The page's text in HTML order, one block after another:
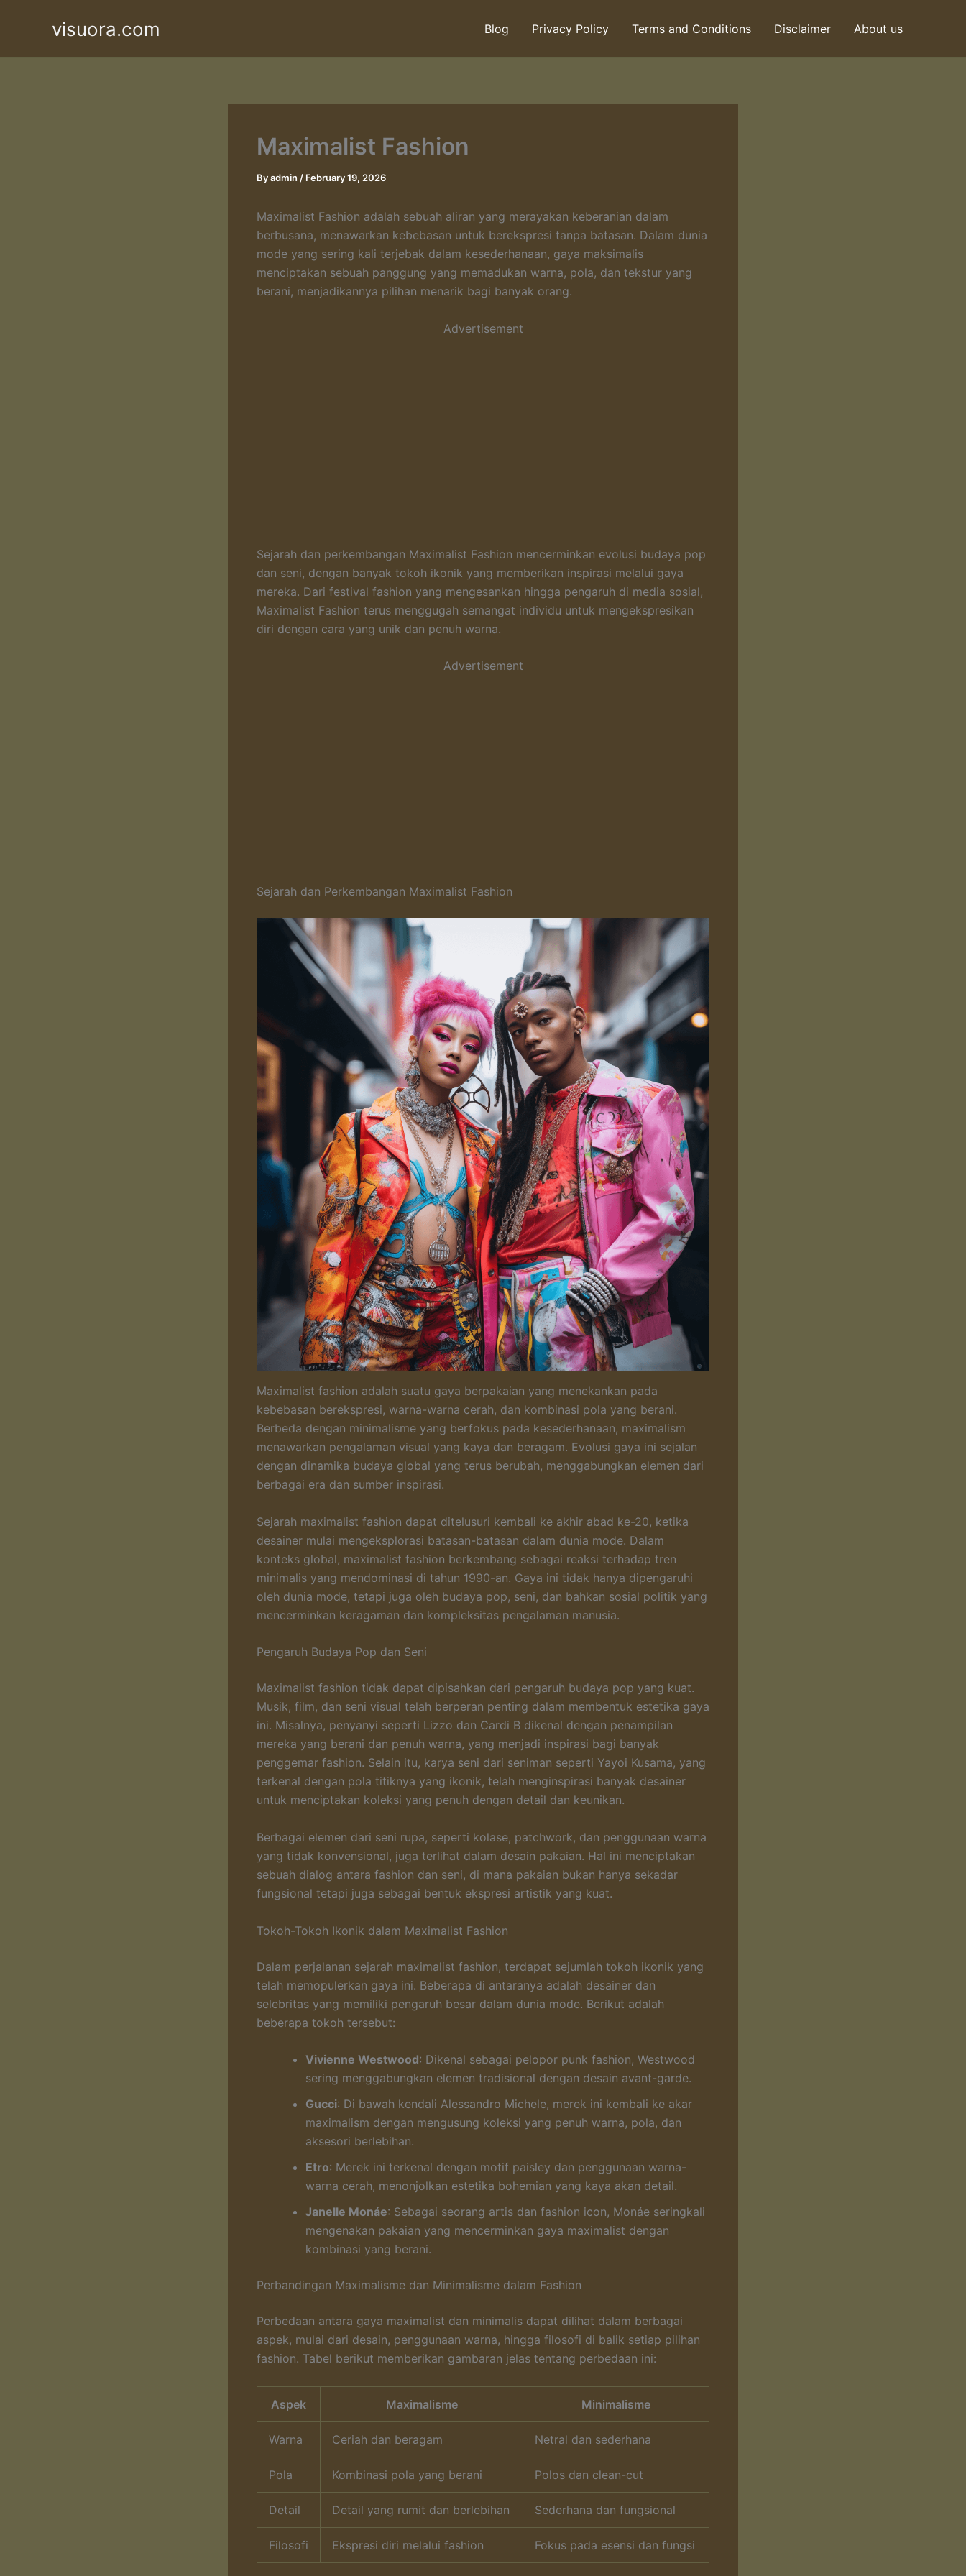
visuora.com Blog Privacy Policy Terms and Conditions Disclaimer About us
Maximalist Fashion
Byadmin / February 19, 2026
Maximalist Fashion adalah sebuah aliran yang merayakan keberanian dalam
berbusana, menawarkan kebebasan untuk berekspresi tanpa batasan. Dalam dunia
mode yang sering kali terjebak dalam kesederhanaan, gaya maksimalis
menciptakan sebuah panggung yang memadukan warna, pola, dan tekstur yang
berani, menjadikannya pilihan menarik bagi banyak orang.
Advertisement
Sejarah dan perkembangan Maximalist Fashion mencerminkan evolusi budaya pop
dan seni, dengan banyak tokoh ikonik yang memberikan inspirasi melalui gaya
mereka. Dari festival fashion yang mengesankan hingga pengaruh di media sosial,
Maximalist Fashion terus menggugah semangat individu untuk mengekspresikan
diri dengan cara yang unik dan penuh warna.
Advertisement
Sejarah dan Perkembangan Maximalist Fashion
Maximalist fashion adalah suatu gaya berpakaian yang menekankan pada
kebebasan berekspresi, warna-warna cerah, dan kombinasi pola yang berani.
Berbeda dengan minimalisme yang berfokus pada kesederhanaan, maximalism
menawarkan pengalaman visual yang kaya dan beragam. Evolusi gaya ini sejalan
dengan dinamika budaya global yang terus berubah, menggabungkan elemen dari
berbagai era dan sumber inspirasi.
Sejarah maximalist fashion dapat ditelusuri kembali ke akhir abad ke-20, ketika
desainer mulai mengeksplorasi batasan-batasan dalam dunia mode. Dalam
konteks global, maximalist fashion berkembang sebagai reaksi terhadap tren
minimalis yang mendominasi di tahun 1990-an. Gaya ini tidak hanya dipengaruhi
oleh dunia mode, tetapi juga oleh budaya pop, seni, dan bahkan sosial politik yang
mencerminkan keragaman dan kompleksitas pengalaman manusia.
Pengaruh Budaya Pop dan Seni
Maximalist fashion tidak dapat dipisahkan dari pengaruh budaya pop yang kuat.
Musik, film, dan seni visual telah berperan penting dalam membentuk estetika gaya
ini. Misalnya, penyanyi seperti Lizzo dan Cardi B dikenal dengan penampilan
mereka yang berani dan penuh warna, yang menjadi inspirasi bagi banyak
penggemar fashion. Selain itu, karya seni dari seniman seperti Yayoi Kusama, yang
terkenal dengan pola titiknya yang ikonik, telah menginspirasi banyak desainer
untuk menciptakan koleksi yang penuh dengan detail dan keunikan.
Berbagai elemen dari seni rupa, seperti kolase, patchwork, dan penggunaan warna
yang tidak konvensional, juga terlihat dalam desain pakaian. Hal ini menciptakan
sebuah dialog antara fashion dan seni, di mana pakaian bukan hanya sekadar
fungsional tetapi juga sebagai bentuk ekspresi artistik yang kuat.
Tokoh-Tokoh Ikonik dalam Maximalist Fashion
Dalam perjalanan sejarah maximalist fashion, terdapat sejumlah tokoh ikonik yang
telah memopulerkan gaya ini. Beberapa di antaranya adalah desainer dan
selebritas yang memiliki pengaruh besar dalam dunia mode. Berikut adalah
beberapa tokoh tersebut:
Vivienne Westwood: Dikenal sebagai pelopor punk fashion, Westwood
sering menggabungkan elemen tradisional dengan desain avant-garde.
Gucci: Di bawah kendali Alessandro Michele, merek ini kembali ke akar
maximalism dengan mengusung koleksi yang penuh warna, pola, dan
aksesori berlebihan.
Etro: Merek ini terkenal dengan motif paisley dan penggunaan warna-
warna cerah, menonjolkan estetika bohemian yang kaya akan detail.
Janelle Monáe: Sebagai seorang artis dan fashion icon, Monáe seringkali
mengenakan pakaian yang mencerminkan gaya maximalist dengan
kombinasi yang berani.
Perbandingan Maximalisme dan Minimalisme dalam Fashion
Perbedaan antara gaya maximalist dan minimalis dapat dilihat dalam berbagai
aspek, mulai dari desain, penggunaan warna, hingga filosofi di balik setiap pilihan
fashion. Tabel berikut memberikan gambaran jelas tentang perbedaan ini:
Aspek Maximalisme Minimalisme
Warna Ceriah dan beragam Netral dan sederhana
Pola Kombinasi pola yang berani Polos dan clean-cut
Detail Detail yang rumit dan berlebihan Sederhana dan fungsional
Filosofi Ekspresi diri melalui fashion Fokus pada esensi dan fungsi